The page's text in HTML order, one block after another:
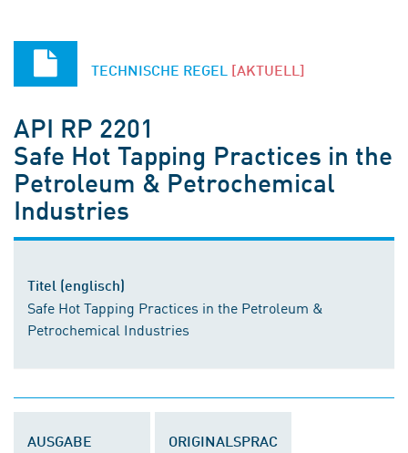
TECHNISCHE REGEL [AKTUELL]
API RP 2201
Safe Hot Tapping Practices in the
Petroleum & Petrochemical
Industries
Titel (englisch)
Safe Hot Tapping Practices in the Petroleum &
Petrochemical Industries
AUSGABE
ORIGINALSPRAC